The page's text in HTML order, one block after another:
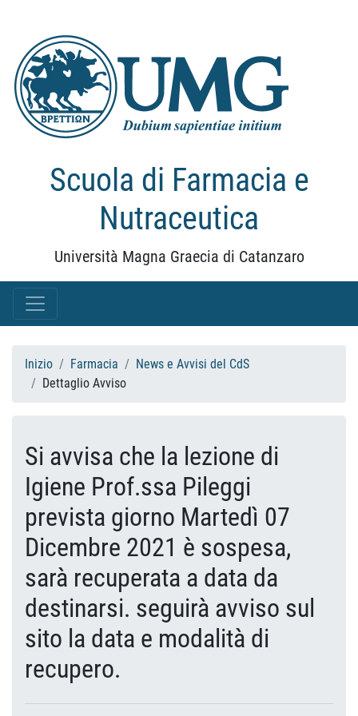
Scuola di Farmacia e
Nutraceutica
Università Magna Graecia di Catanzaro
Inizio Farmacia
News e Avvisi del CdS
Dettaglio Avviso
Si avvisa che la lezione di
Igiene Prof.ssa Pileggi
prevista giorno Martedì 07
Dicembre 2021 è sospesa,
sarà recuperata a data da
destinarsi. seguirà avviso sul
sito la data e modalità di
recupero.